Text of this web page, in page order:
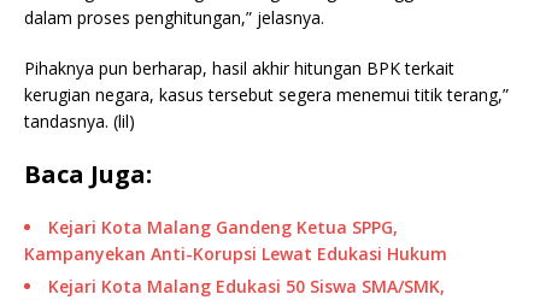
dalam proses penghitungan,” jelasnya.
Pihaknya pun berharap, hasil akhir hitungan BPK terkait
kerugian negara, kasus tersebut segera menemui titik terang,”
tandasnya. (lil)
Baca Juga:
Kejari Kota Malang Gandeng Ketua SPPG,
Kampanyekan Anti-Korupsi Lewat Edukasi Hukum
Kejari Kota Malang Edukasi 50 Siswa SMA/SMK,